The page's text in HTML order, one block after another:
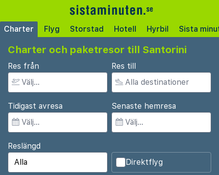
Charter Flyg Storstad Hotell Hyrbil Sista
Charter och paketresor till Santorini
Res från Res till
Tidigast avresa Senaste hemresa
Reslängd
Direktflyg